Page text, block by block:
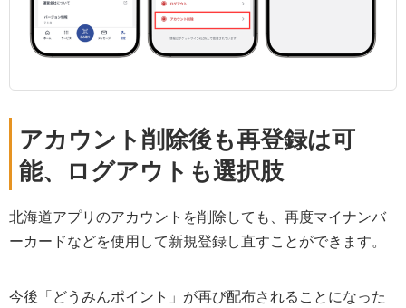
アカウント削除後も再登録は可
能、ログアウトも選択肢
北海道アプリのアカウントを削除しても、再度マイナンバ
ーカードなどを使用して新規登録し直すことができます。
今後「どうみんポイント」が再び配布されることになった